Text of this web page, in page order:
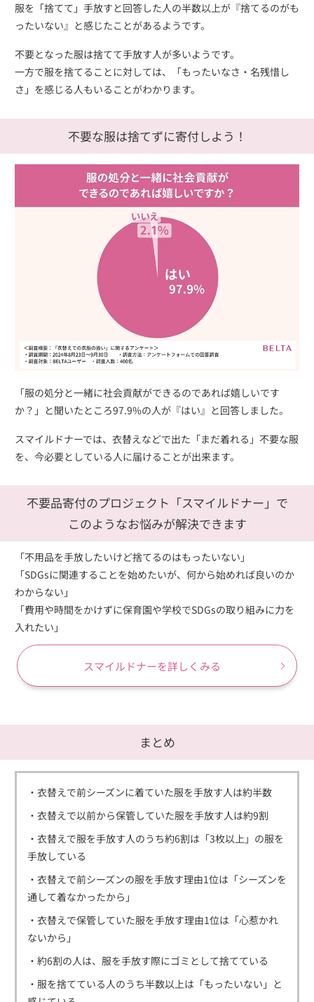
服を「捨てて」手放すと回答した人の半数以上が『捨てるのがも
ったいない』と感じたことがあるようです。
不要となった服は捨てて手放す人が多いようです。
一方で服を捨てることに対しては、「もったいなさ・名残惜し
さ」を感じる人もいることがわかります。
不要な服は捨てずに寄付しよう！
「服の処分と一緒に社会貢献ができるのであれば嬉しいです
か？」と聞いたところ97.9%の人が『はい』と回答しました。
スマイルドナーでは、衣替えなどで出た「まだ着れる」不要な服
を、今必要としている人に届けることが出来ます。
不要品寄付のプロジェクト「スマイルドナー」で
このようなお悩みが解決できます
「不用品を手放したいけど捨てるのはもったいない」
「SDGsに関連することを始めたいが、何から始めれば良いのか
わからない」
「費用や時間をかけずに保育園や学校でSDGsの取り組みに力を
入れたい」
スマイルドナーを詳しくみる
まとめ
・衣替えで前シーズンに着ていた服を手放す人は約半数
・衣替えで以前から保管していた服を手放す人は約9割
・衣替えで服を手放す人のうち約6割は「3枚以上」の服を
手放している
・衣替えで前シーズンの服を手放す理由1位は「シーズンを
通して着なかったから」
・衣替えで保管していた服を手放す理由1位は「心惹かれ
ないから」
・約6割の人は、服を手放す際にゴミとして捨てている
・服を捨てている人のうち半数以上は「もったいない」と